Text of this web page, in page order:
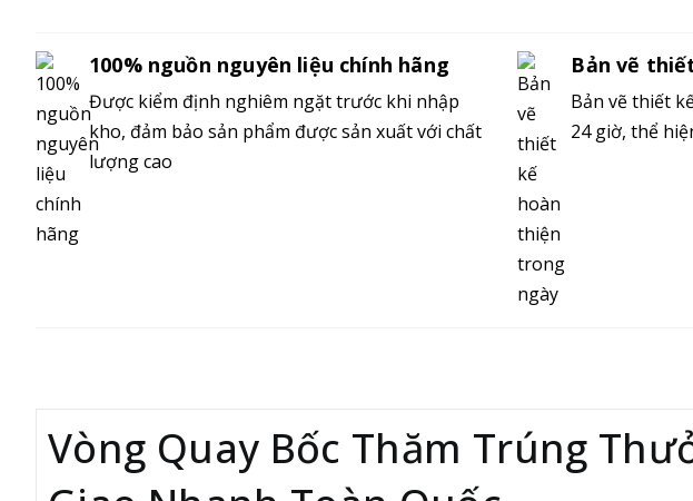
100% nguồn nguyên liệu chính hãng
Được kiểm định nghiêm ngặt trước khi nhập
kho, đảm bảo sản phẩm được sản xuất với chất
lượng cao
Bản vẽ
Bản vẽ thiết
24 giờ, thể
Vòng Quay Bốc Thăm Trúng